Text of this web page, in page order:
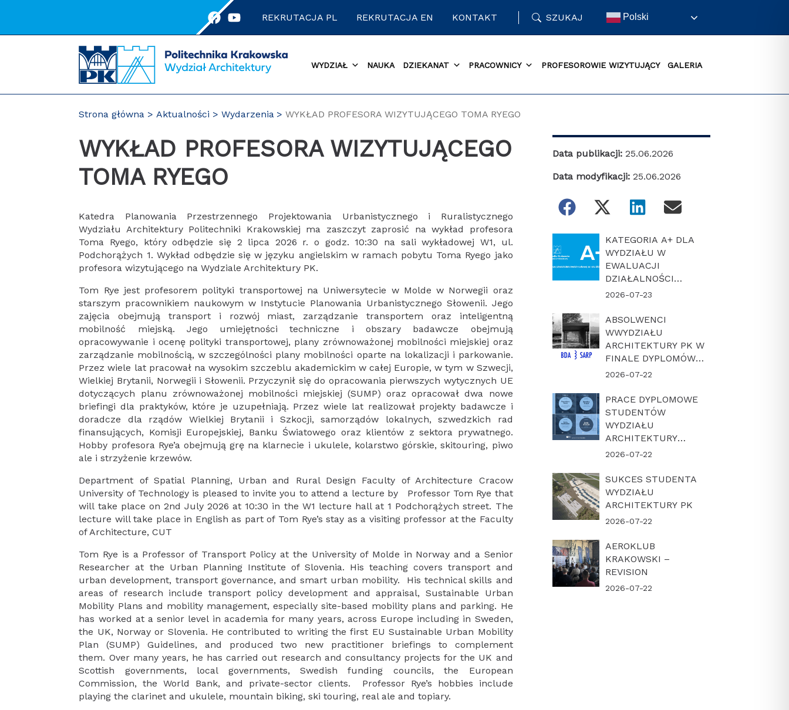
REKRUTACJA PL REKRUTACJA EN KONTAKT SZUKAJ Polski
WYDZIAŁ NAUKA DZIEKANAT PRACOWNICY PROFESOROWIE WIZYTUJĄCY GALERIA
Strona główna Aktualności Wydarzenia WYKŁAD PROFESORA WIZYTUJĄCEGO TOMA RYEGO
WYKŁAD PROFESORA WIZYTUJĄCEGO
TOMA RYEGO
Katedra Planowania Przestrzennego Projektowania Urbanistycznego i Ruralistycznego
Wydziału Architektury Politechniki Krakowskiej ma zaszczyt zaprosić na wykład profesora
Toma Ryego, który odbędzie się 2 lipca 2026 r. o godz. 10:30 na sali wykładowej W1, ul.
Podchorążych 1. Wykład odbędzie się w języku angielskim w ramach pobytu Toma Ryego jako
profesora wizytującego na Wydziale Architektury PK.
Tom Rye jest profesorem polityki transportowej na Uniwersytecie w Molde w Norwegii oraz
starszym pracownikiem naukowym w Instytucie Planowania Urbanistycznego Słowenii. Jego
zajęcia obejmują transport i rozwój miast, zarządzanie transportem oraz inteligentną
mobilność miejską. Jego umiejętności techniczne i obszary badawcze obejmują
opracowywanie i ocenę polityki transportowej, plany zrównoważonej mobilności miejskiej oraz
zarządzanie mobilnością, w szczególności plany mobilności oparte na lokalizacji i parkowanie.
Przez wiele lat pracował na wysokim szczeblu akademickim w całej Europie, w tym w Szwecji,
Wielkiej Brytanii, Norwegii i Słowenii. Przyczynił się do opracowania pierwszych wytycznych UE
dotyczących planu zrównoważonej mobilności miejskiej (SUMP) oraz opracował dwa nowe
briefingi dla praktyków, które je uzupełniają. Przez wiele lat realizował projekty badawcze i
doradcze dla rządów Wielkiej Brytanii i Szkocji, samorządów lokalnych, szwedzkich rad
finansujących, Komisji Europejskiej, Banku Światowego oraz klientów z sektora prywatnego.
Hobby profesora Rye’a obejmują grę na klarnecie i ukulele, kolarstwo górskie, skitouring, piwo
ale i strzyżenie krzewów.
Department of Spatial Planning, Urban and Rural Design Faculty of Architecture Cracow
University of Technology is pleased to invite you to attend a lecture by Professor Tom Rye that
will take place on 2nd July 2026 at 10:30 in the W1 lecture hall at 1 Podchorążych street. The
lecture will take place in English as part of Tom Rye’s stay as a visiting professor at the Faculty
of Architecture, CUT
Tom Rye is a Professor of Transport Policy at the University of Molde in Norway and a Senior
Researcher at the Urban Planning Institute of Slovenia. His teaching covers transport and
urban development, transport governance, and smart urban mobility. His technical skills and
areas of research include transport policy development and appraisal, Sustainable Urban
Mobility Plans and mobility management, especially site-based mobility plans and parking. He
has worked at a senior level in academia for many years, across Europe including in Sweden,
the UK, Norway or Slovenia. He contributed to writing the first EU Sustainable Urban Mobility
Plan (SUMP) Guidelines, and produced two new practitioner briefings to complement
them. Over many years, he has carried out research and consultancy projects for the UK and
Scottish governments, local governments, Swedish funding councils, the European
Commission, the World Bank, and private-sector clients. Professor Rye’s hobbies include
playing the clarinet and ukulele, mountain biking, ski touring, real ale and topiary.
Data publikacji: 25.06.2026
Data modyfikacji: 25.06.2026
KATEGORIA A+ DLA
WYDZIAŁU W
EWALUACJI
DZIAŁALNOŚCI
NAUKOWEJ W
2026-07-23
ABSOLWENCI
WWYDZIAŁU
ARCHITEKTURY PK W
FINALE DYPLOMÓW
ROKU BDA-SARP 2026
2026-07-22
PRACE DYPLOMOWE
STUDENTÓW
WYDZIAŁU
ARCHITEKTURY
POLITECHNIKI
FINALE KONKURSU
„DYPLOM Z
ARCHICADEM 2026”
2026-07-22
SUKCES STUDENTA
WYDZIAŁU
ARCHITEKTURY PK
2026-07-22
AEROKLUB
KRAKOWSKI –
REVISION
2026-07-22